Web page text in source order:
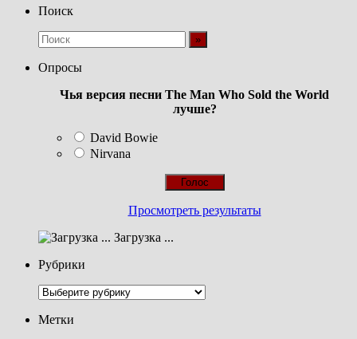
Поиск
Опросы
Чья версия песни The Man Who Sold the World
лучше?
David Bowie
Nirvana
Просмотреть результаты
Загрузка ...
Рубрики
Рубрики
Метки